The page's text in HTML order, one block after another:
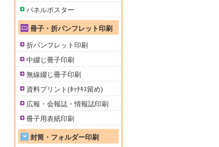
パネルポスター
冊子・折パンフレット印刷
折パンフレット印刷
中綴じ冊子印刷
無線綴じ冊子印刷
資料プリント(ﾎｯﾁｷｽ留め)
広報・会報誌・情報誌印刷
冊子用表紙印刷
封筒・フォルダー印刷